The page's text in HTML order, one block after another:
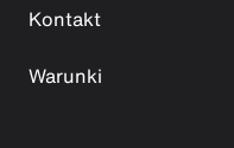
Kontakt
Warunki